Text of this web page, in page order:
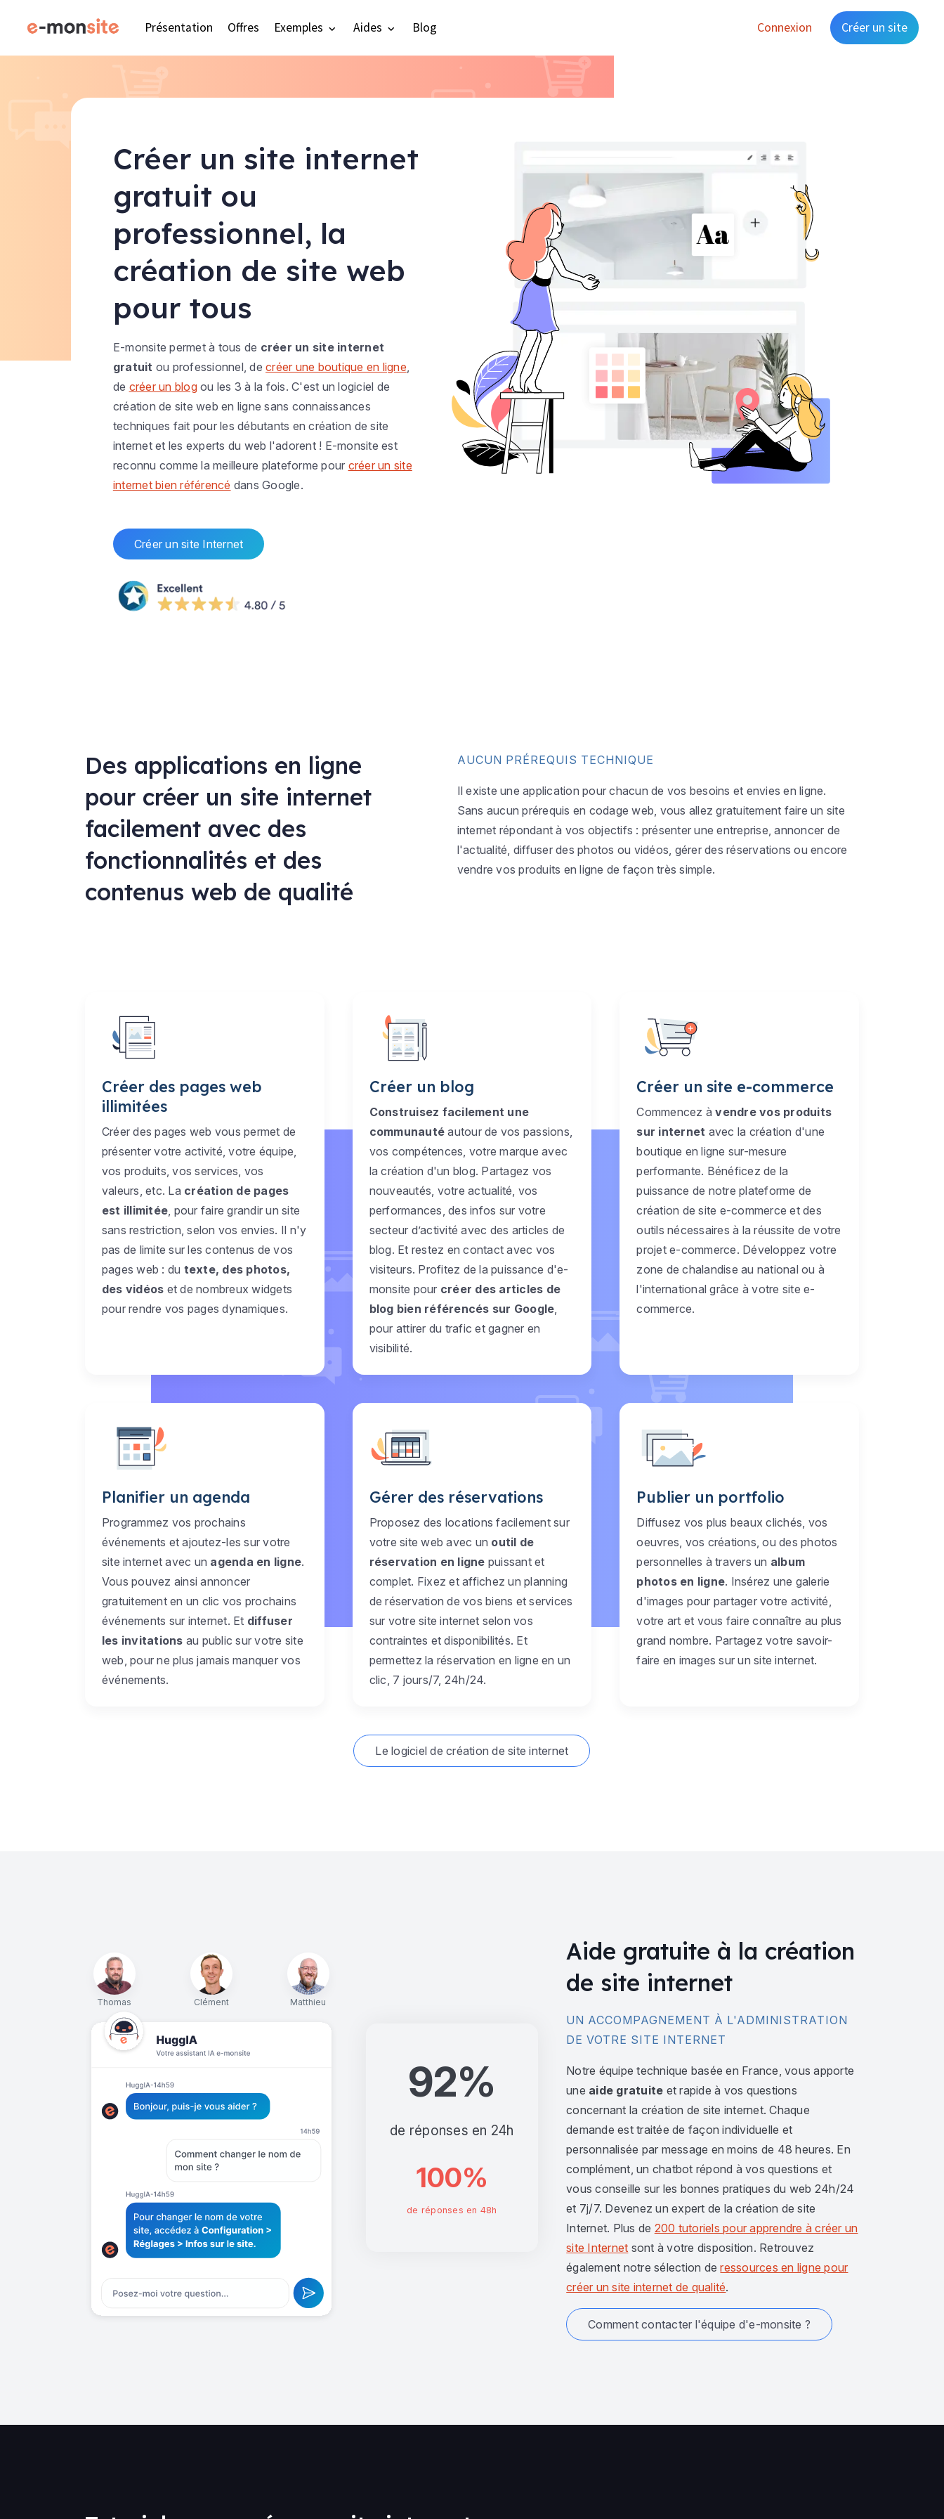
Présentation Offres Exemples Aides Blog Connexion Créer un site
Créer un site internet
gratuit ou
professionnel, la
création de site web
pour tous
E-monsite permet à tous de créer un site internet
gratuit ou professionnel, decréer une boutique en ligne,
de créer un blogou les 3 à la fois. C'est un logiciel de
création de site web en ligne sans connaissances
techniques fait pour les débutants en création de site
internet et les experts du web l'adorent ! E-monsite est
reconnu comme la meilleure plateforme pour créer un site
internet bien référencé dans Google.
Créer un site Internet
Des applications en ligne
pour créer un site internet
facilement avec des
fonctionnalités et des
contenus web de qualité
AUCUN PRÉREQUIS TECHNIQUE
Il existe une application pour chacun de vos besoins et envies en ligne.
Sans aucun prérequis en codage web, vous allez gratuitement faire un site
internet répondant à vos objectifs : présenter une entreprise, annoncer de
l'actualité, diffuser des photos ou vidéos, gérer des réservations ou encore
vendre vos produits en ligne de façon très simple.
Créer des pages web
illimitées
Créer des pages web vous permet de
présenter votre activité, votre équipe,
vos produits, vos services, vos
valeurs, etc. La création de pages
est illimitée , pour faire grandir un site
sans restriction, selon vos envies. Il n'y
pas de limite sur les contenus de vos
pages web : du texte, des photos,
des vidéos et de nombreux widgets
pour rendre vos pages dynamiques.
Créer un blog
Construisez facilement une
communauté autour de vos passions,
vos compétences, votre marque avec
la création d'un blog. Partagez vos
nouveautés, votre actualité, vos
performances, des infos sur votre
secteur d’activité avec des articles de
blog. Et restez en contact avec vos
visiteurs. Profitez de la puissance d'e-
monsite pour créer des articles de
blog bien référencés sur Google
pour attirer du trafic et gagner en
visibilité.
Créer un site e-commerce
Commencez àvendre vos produits
sur internet avec la création d'une
boutique en ligne sur-mesure
performante. Bénéficez de la
puissance de notre plateforme de
création de site e-commerce et des
outils nécessaires à la réussite de votre
projet e-commerce. Développez votre
zone de chalandise au national ou à
l'international grâce à votre site e-
commerce.
Planifier un agenda
Programmez vos prochains
événements et ajoutez-les sur votre
site internet avec un agenda en ligne.
Vous pouvez ainsi annoncer
gratuitement en un clic vos prochains
événements sur internet. Et diffuser
les invitations au public sur votre site
web, pour ne plus jamais manquer vos
événements.
Gérer des réservations
Proposez des locations facilement sur
votre site web avec un outil de
réservation en ligne puissant et
complet. Fixez et affichez un planning
de réservation de vos biens et services
sur votre site internet selon vos
contraintes et disponibilités. Et
permettez la réservation en ligne en un
clic, 7 jours/7, 24h/24.
Publier un portfolio
Diffusez vos plus beaux clichés, vos
oeuvres, vos créations, ou des photos
personnelles à travers un album
photos en ligne. Insérez une galerie
d'images pour partager votre activité,
votre art et vous faire connaître au plus
grand nombre. Partagez votre savoir-
faire en images sur un site internet.
Le logiciel de création de site internet
Thomas Clément Matthieu
92%
de réponses en 24h
100%
de réponses en 48h
Aide gratuite à la création
de site internet
UN ACCOMPAGNEMENT À L'ADMINISTRATION
DE VOTRE SITE INTERNET
Notre équipe technique basée en France, vous apporte
une aide gratuite et rapide à vos questions
concernant la création de site internet. Chaque
demande est traitée de façon individuelle et
personnalisée par message en moins de 48 heures. En
complément, un chatbot répond à vos questions et
vous conseille sur les bonnes pratiques du web 24h/24
et 7j/7. Devenez un expert de la création de site
Internet. Plus de 200 tutoriels pour apprendre à créer un
site Internet sont à votre disposition. Retrouvez
également notre sélection deressources en ligne pour
créer un site internet de qualité.
Comment contacter l'équipe d'e-monsite ?